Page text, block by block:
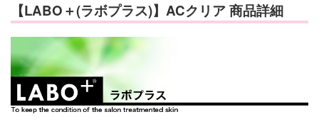
【LABO＋(ラボプラス)】ACクリア 商品詳細